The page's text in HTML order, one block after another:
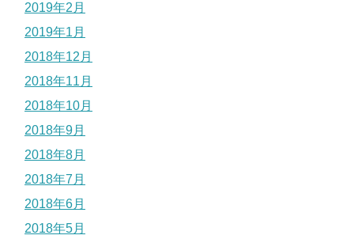
2019年2月
2019年1月
2018年12月
2018年11月
2018年10月
2018年9月
2018年8月
2018年7月
2018年6月
2018年5月